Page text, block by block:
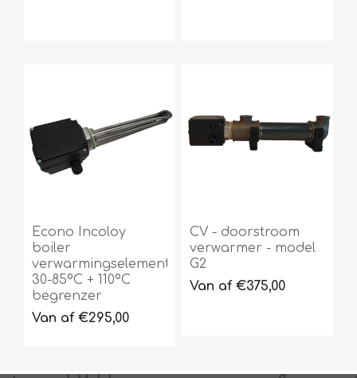
Econo Incoloy
boiler
verwarmingselement
30-85ºC + 110ºC
begrenzer
Van af €295,00
CV - doorstroom
verwarmer - model
G2
Van af €375,00